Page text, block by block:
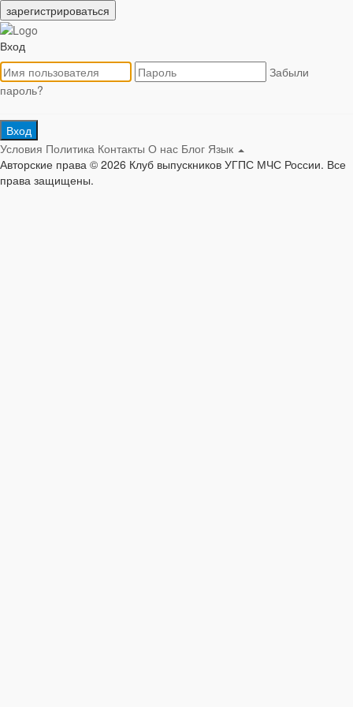
зарегистрироваться
Вход
Забыли
пароль?
Вход
Условия Политика Контакты О нас Блог Язык
Авторские права © 2026 Клуб выпускников УГПС МЧС России. Все
права защищены.